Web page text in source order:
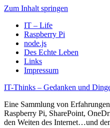
Zum Inhalt springen
IT – Life
Raspberry Pi
node.js
Des Echte Leben
Links
Impressum
IT-Thinks – Gedanken und
Eine Sammlung von
Raspberry Pi, SharePoint,
den Weiten des Internet…und